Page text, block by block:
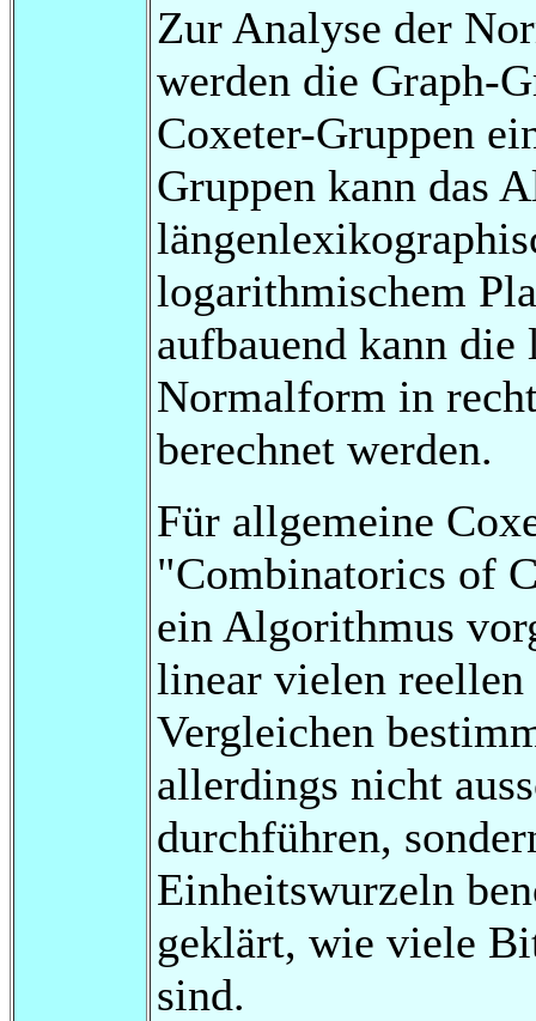
Zur Analyse der
werden die Graph-
Coxeter-Gruppen
Gruppen kann das
logarithmischem
aufbauend kann
Normalform in
berechnet werden.
Für allgemeine
"Combinatorics of
ein Algorithmus
linear vielen reellen
Vergleichen
allerdings nicht
durchführen,
Einheitswurzeln
geklärt, wie viele
sind.